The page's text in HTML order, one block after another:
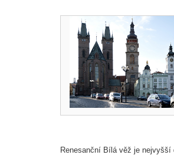
Renesanční Bílá věž je